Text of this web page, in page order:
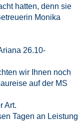
hatten, denn sie
Monika
26.10-
wir Ihnen noch
auf der MS
Art.
Tagen an Leistung